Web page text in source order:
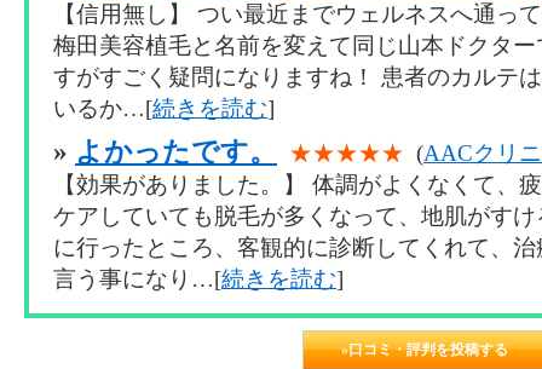
【信用無し】 つい最近までウェルネスへ通っ
梅田美容植毛と名前を変えて同じ山本ドクタ
すがすごく疑問になりますね！ 患者のカルテ
いるか…[続きを読む]
» よかったです。 ★★★★★ (AACクリ
【効果がありました。】 体調がよくなくて、
ケアしていても脱毛が多くなって、地肌がす
に行ったところ、客観的に診断してくれて、
言う事になり…[続きを読む]
»口コミ・評判を投稿する